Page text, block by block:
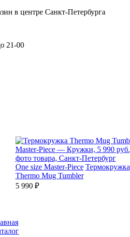
в центре Санкт-Петербурга
21-00
One size Master-Piece Термокружка
Thermo Mug Tumbler
5 990 ₽